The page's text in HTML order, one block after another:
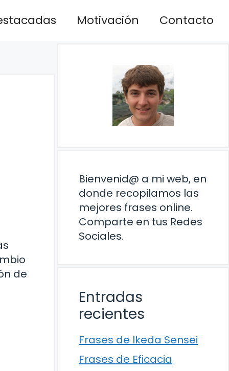
Motivación Contacto
de
Bienvenid@ a mi web, en
donde recopilamos las
mejores frases online.
Comparte en tus Redes
Sociales.
Entradas
recientes
Frases de Ikeda Sensei
Frases de Eficacia